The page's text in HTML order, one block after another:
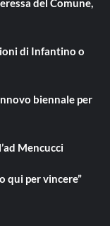
del Comune,
di Infantino o
biennale per
Mencucci
qui per vincere”